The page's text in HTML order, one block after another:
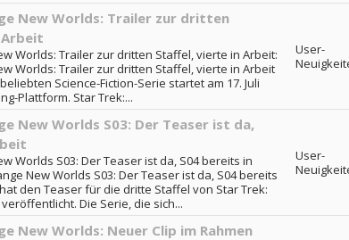
New Worlds: Trailer zur dritten
Worlds: Trailer zur dritten Staffel, vierte in Arbeit:
Worlds: Trailer zur dritten Staffel, vierte in Arbeit
Science-Fiction-Serie startet am 17. Juli
Plattform. Star Trek:...
User-
New Worlds S03: Der Teaser ist da,
Worlds S03: Der Teaser ist da, S04 bereits in
New Worlds S03: Der Teaser ist da, S04 bereits
den Teaser für die dritte Staffel von Star Trek:
Die Serie, die sich...
User-
New Worlds: Neuer Clip im Rahmen